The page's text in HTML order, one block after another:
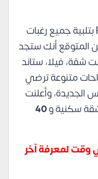
تهتم دائمًا شركة Rock Developments بتلبية جميع رغبات
المتوقع أنك ستجد
شقة، فيلا، ستاند
متنوعة ترضي
الجديدة، وأعلنت
سكنية و40
وقت لمعرفة آخر